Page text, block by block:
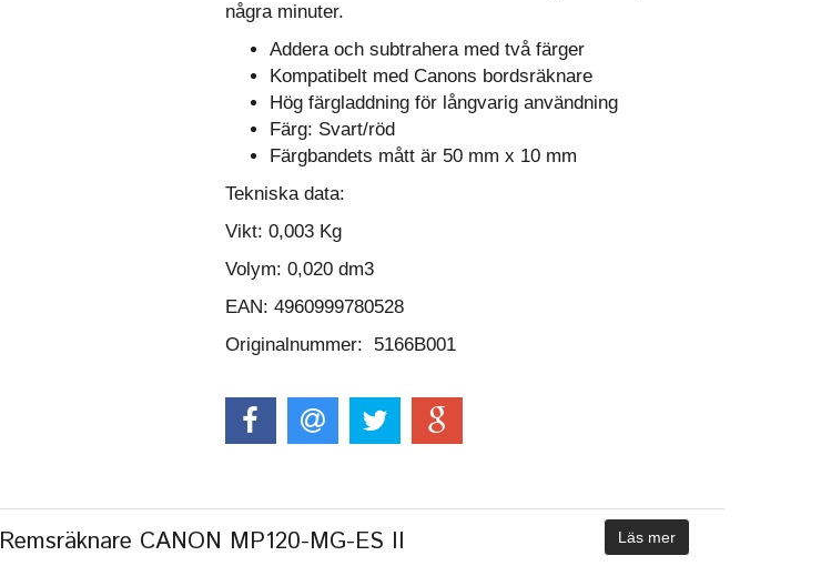
några minuter.
Addera och subtrahera med två färger
Kompatibelt med Canons bordsräknare
Hög färgladdning för långvarig användning
Färg: Svart/röd
Färgbandets mått är 50 mm x 10 mm
Tekniska data:
Vikt: 0,003 Kg
Volym: 0,020 dm3
EAN: 4960999780528
Originalnummer: 5166B001
Remsräknare CANON MP120-MG-ES II Läs mer